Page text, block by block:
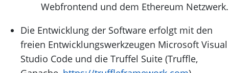
Webfrontend und dem Ethereum Netzwerk.
Die Entwicklung der Software erfolgt mit den
freien Entwicklungswerkzeugen Microsoft Visual
Studio Code und die Truffel Suite (Truffle,